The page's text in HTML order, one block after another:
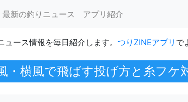
最新の釣りニュース アプリ紹介
ース情報を毎日紹介します。 つりZINEアプリ で
・横風で飛ばす投げ方と糸フケ